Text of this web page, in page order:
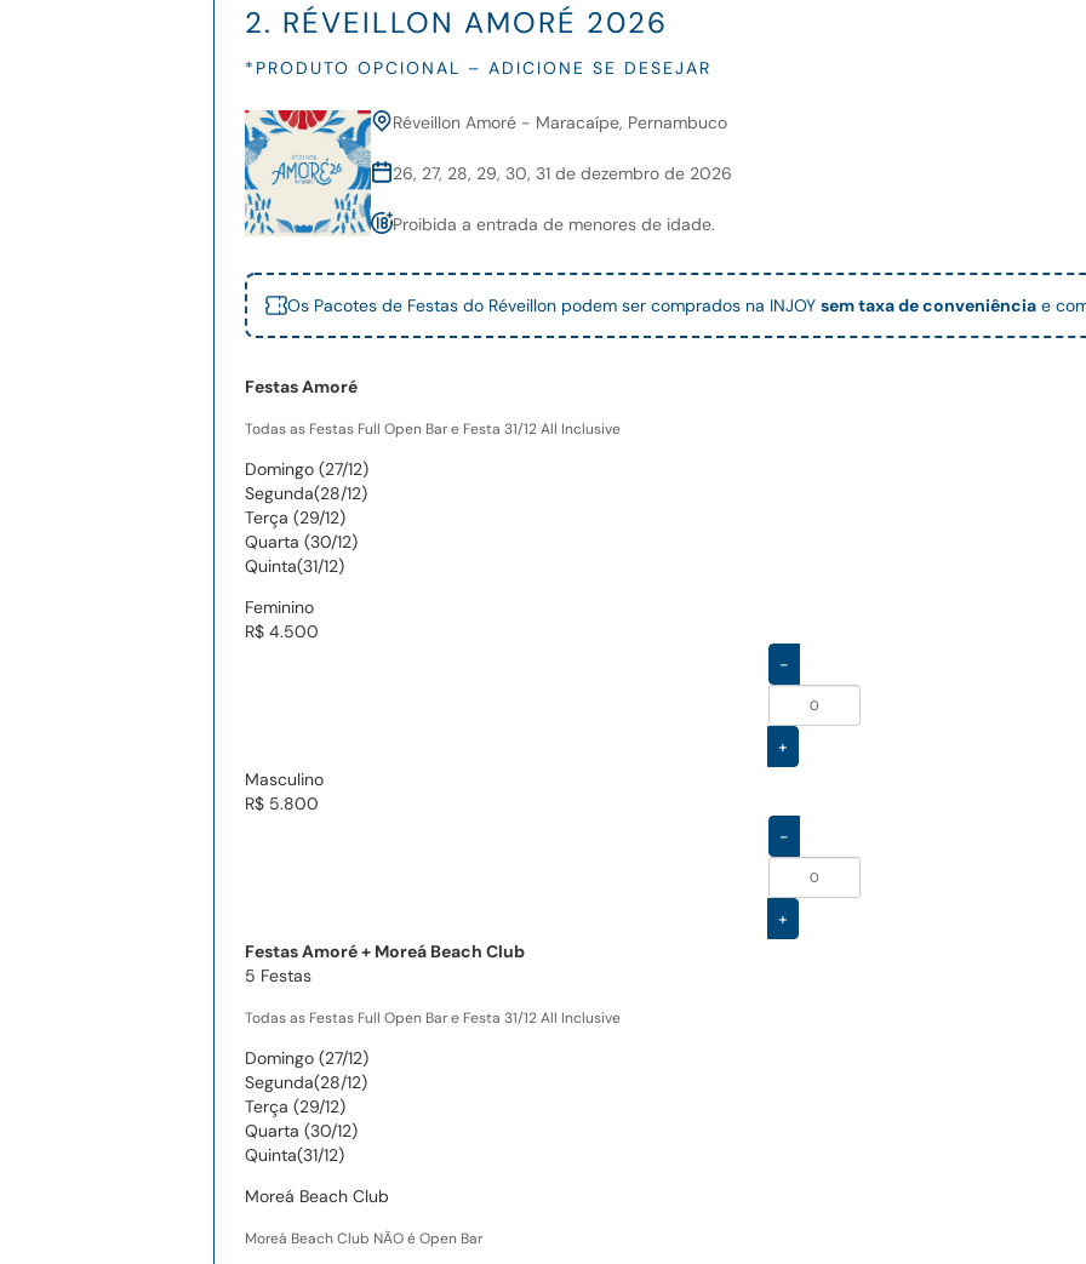
2. RÉVEILLON AMORÉ 2026
*PRODUTO OPCIONAL – ADICIONE SE DESEJAR
Réveillon Amoré - Maracaípe, Pernambuco
26, 27, 28, 29, 30, 31 de dezembro de 2026
Proibida a entrada de menores de idade.
Os Pacotes de Festas do Réveillon podem ser comprados na INJOY sem taxa de conveniência e
Festas Amoré
Todas as Festas Full Open Bar e Festa 31/12 All Inclusive
Domingo (27/12)
Segunda(28/12)
Terça (29/12)
Quarta (30/12)
Quinta(31/12)
Feminino
R$ 4.500
-
+
Masculino
R$ 5.800
-
+
Festas Amoré + Moreá Beach Club
5 Festas
Todas as Festas Full Open Bar e Festa 31/12 All Inclusive
Domingo (27/12)
Segunda(28/12)
Terça (29/12)
Quarta (30/12)
Quinta(31/12)
Moreá Beach Club
Moreá Beach Club NÃO é Open Bar